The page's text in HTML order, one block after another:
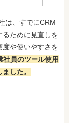
は、すでにCRM
るために見直しを
度や使いやすさを
社員のツール使用
した。